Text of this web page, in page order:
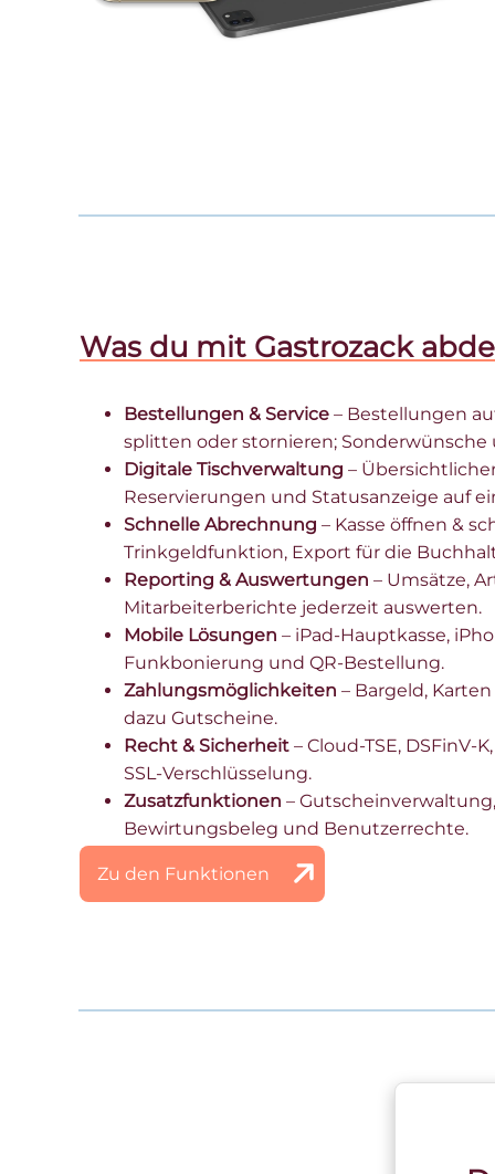
Was du mit Gastrozack
Bestellungen & Service – Bestellungen
splitten oder stornieren; Sonderwünsche
Digitale Tischverwaltung –
Reservierungen und Statusanzeige auf
Schnelle Abrechnung – Kasse öffnen &
Trinkgeldfunktion, Export für die
Reporting & Auswertungen – Umsätze,
Mitarbeiterberichte jederzeit auswerten.
Mobile Lösungen – iPad-Hauptkasse,
Funkbonierung und QR-Bestellung.
Zahlungsmöglichkeiten – Bargeld,
dazu Gutscheine.
Recht & Sicherheit – Cloud-TSE, DSFinV-
SSL-Verschlüsselung.
Zusatzfunktionen –
Bewirtungsbeleg und Benutzerrechte.
Zu den Funktionen